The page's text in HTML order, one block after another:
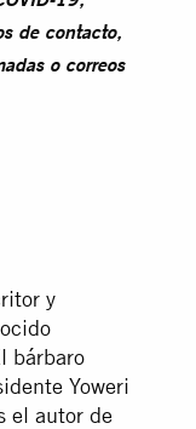
de contacto,
o correos
y
bárbaro
Yoweri
el autor de